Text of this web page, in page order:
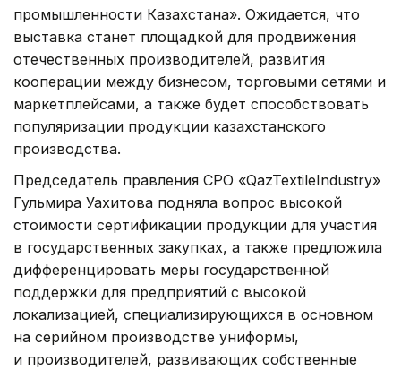
промышленности Казахстана». Ожидается, что
выставка станет площадкой для продвижения
отечественных производителей, развития
кооперации между бизнесом, торговыми сетями и
маркетплейсами, а также будет способствовать
популяризации продукции казахстанского
производства.
Председатель правления СРО «QazTextileIndustry»
Гульмира Уахитова подняла вопрос высокой
стоимости сертификации продукции для участия
в государственных закупках, а также предложила
дифференцировать меры государственной
поддержки для предприятий с высокой
локализацией, специализирующихся в основном
на серийном производстве униформы,
и производителей, развивающих собственные